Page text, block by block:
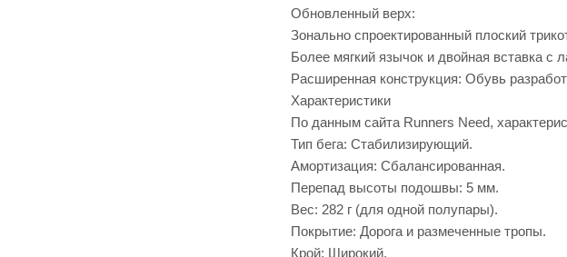
Обновленный верх:
Зонально спроектированный плоский
Более мягкий язычок и двойная вставка
Расширенная конструкция: Обувь
Характеристики
По данным сайта Runners Need,
Тип бега: Стабилизирующий.
Амортизация: Сбалансированная.
Перепад высоты подошвы: 5 мм.
Вес: 282 г (для одной полупары).
Покрытие: Дорога и размеченные тропы.
Крой: Широкий.